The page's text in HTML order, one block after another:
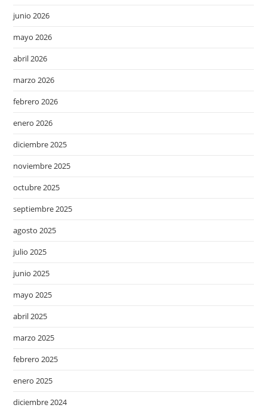
junio 2026
mayo 2026
abril 2026
marzo 2026
febrero 2026
enero 2026
diciembre 2025
noviembre 2025
octubre 2025
septiembre 2025
agosto 2025
julio 2025
junio 2025
mayo 2025
abril 2025
marzo 2025
febrero 2025
enero 2025
diciembre 2024